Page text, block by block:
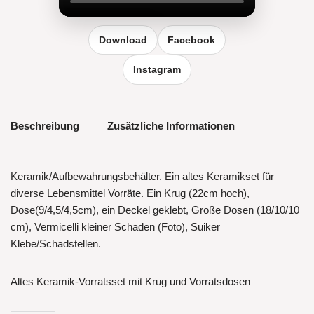
Reel vergrößern
Download Facebook
Instagram
Beschreibung Zusätzliche Informationen
Keramik/Aufbewahrungsbehälter. Ein altes Keramikset für
diverse Lebensmittel Vorräte. Ein Krug (22cm hoch),
Dose(9/4,5/4,5cm), ein Deckel geklebt, Große Dosen (18/10/10
cm), Vermicelli kleiner Schaden (Foto), Suiker
Klebe/Schadstellen.
Altes Keramik-Vorratsset mit Krug und Vorratsdosen